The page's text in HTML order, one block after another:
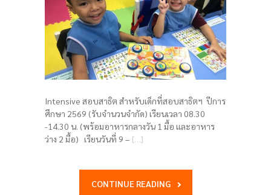
Intensive สอบสาธิต สำหรับเด็กที่สอบสาธิตฯ ปีการ
ศึกษา 2569 (รับจำนวนจำกัด) เรียนเวลา 08.30
-14.30 น. (พร้อมอาหารกลางวัน 1 มื้อ และอาหาร
ว่าง 2 มื้อ) เรียนวันที่ 9 – […]
CONTINUE READING